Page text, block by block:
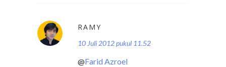
RAMY
10 Juli 2012 pukul 11.52
@Farid Azroel